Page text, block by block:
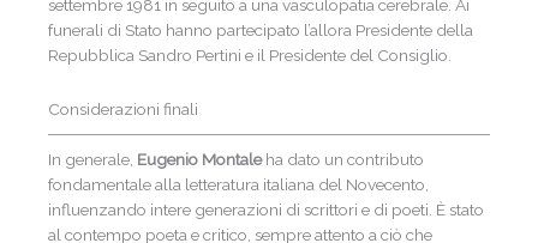
settembre 1981 in seguito a una vasculopatia cerebrale. Ai
funerali di Stato hanno partecipato l’allora Presidente della
Repubblica Sandro Pertini e il Presidente del Consiglio.
Considerazioni finali
In generale, Eugenio Montaleha dato un contributo
fondamentale alla letteratura italiana del Novecento,
influenzando intere generazioni di scrittori e di poeti. È stato
al contempo poeta e critico, sempre attento a ciò che